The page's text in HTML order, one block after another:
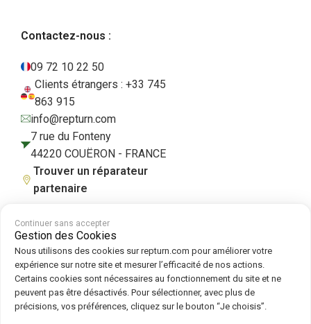
Contactez-nous :
09 72 10 22 50
Clients étrangers : +33 745
863 915
info@repturn.com
7 rue du Fonteny
44220 COUËRON - FRANCE
Trouver un réparateur
partenaire
CGV| Mentions légales Politique de confidentialité |Cookies
de cookies
Suivez-nous sur :
Continuer sans accepter
Gestion des Cookies
Nous utilisons des cookies sur repturn.com pour améliorer votre
expérience sur notre site et mesurer l’efficacité de nos actions.
Certains cookies sont nécessaires au fonctionnement du site et ne
peuvent pas être désactivés. Pour sélectionner, avec plus de
précisions, vos préférences, cliquez sur le bouton “Je choisis”.